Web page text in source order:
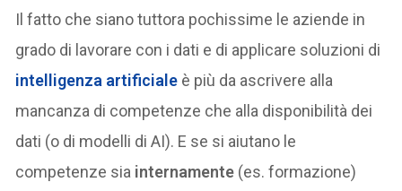
Il fatto che siano tuttora pochissime le aziende in
grado di lavorare con i dati e di applicare soluzioni di
intelligenza artificiale è più da ascrivere alla
mancanza di competenze che alla disponibilità dei
dati (o di modelli di AI). E se si aiutano le
competenze sia internamente (es. formazione)